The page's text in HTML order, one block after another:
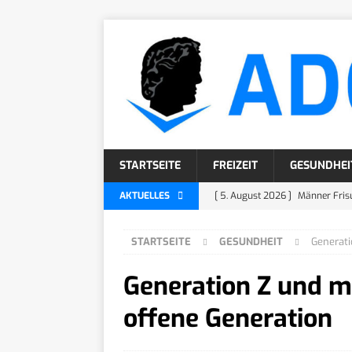
STARTSEITE FREIZEIT
AKTUELLES [ 5. August 2026 ] Männer
[ 30. Juli 2026 ] Bartarten:
[ 29. Juli 2026 ]
KÖRPERPFLEGE
STARTSEITE GESUNDHEIT
Generation Z und
offene Generation